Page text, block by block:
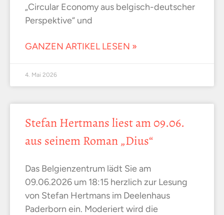
„Circular Economy aus belgisch-deutscher
Perspektive“ und
GANZEN ARTIKEL LESEN »
4. Mai 2026
Stefan Hertmans liest am 09.06.
aus seinem Roman „Dius“
Das Belgienzentrum lädt Sie am
09.06.2026 um 18:15 herzlich zur Lesung
von Stefan Hertmans im Deelenhaus
Paderborn ein. Moderiert wird die